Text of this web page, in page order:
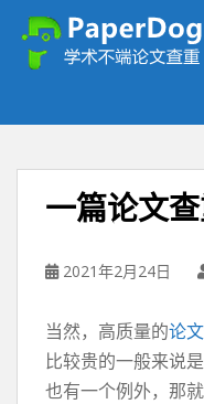
一篇论文查
2021年2月24日
当然，高质量的论
比较贵的一般来说
也有一个例外，那